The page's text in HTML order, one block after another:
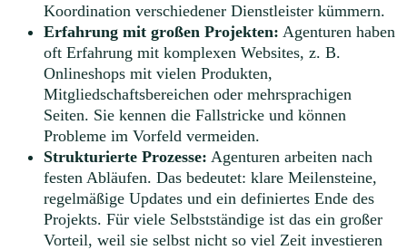
Koordination verschiedener Dienstleister kümmern.
Erfahrung mit großen Projekten: Agenturen haben
oft Erfahrung mit komplexen Websites, z. B.
Onlineshops mit vielen Produkten,
Mitgliedschaftsbereichen oder mehrsprachigen
Seiten. Sie kennen die Fallstricke und können
Probleme im Vorfeld vermeiden.
Strukturierte Prozesse: Agenturen arbeiten nach
festen Abläufen. Das bedeutet: klare Meilensteine,
regelmäßige Updates und ein definiertes Ende des
Projekts. Für viele Selbstständige ist das ein großer
Vorteil, weil sie selbst nicht so viel Zeit investieren